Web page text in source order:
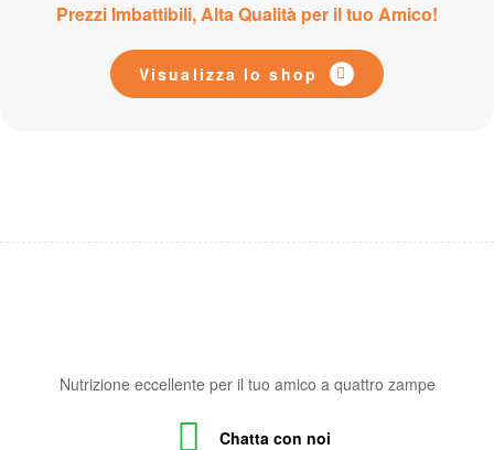
Prezzi Imbattibili, Alta Qualità per il tuo Amico!
Visualizza lo shop
Nutrizione eccellente per il tuo amico a quattro zampe
Chatta con noi